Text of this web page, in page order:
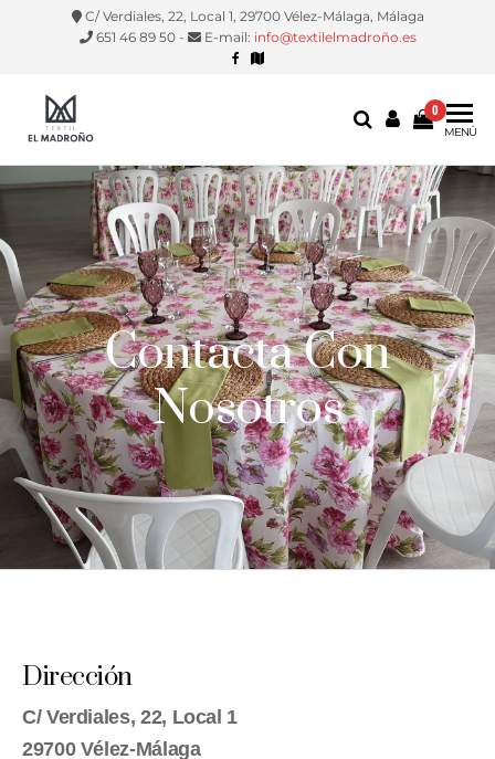
C/ Verdiales, 22, Local 1, 29700 Vélez-Málaga, Málaga
651 46 89 50 -
E-mail: info@textilelmadroño.es
Madroño
fundas
silla, etc.
0
MENÚ
Contacta Con
Nosotros
Dirección
C/ Verdiales, 22, Local 1
29700 Vélez-Málaga